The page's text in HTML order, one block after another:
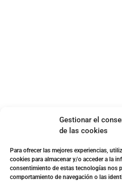
Gestionar el
de las cookies
Para ofrecer las mejores experiencias,
cookies para almacenar y/o acceder a la
consentimiento de estas tecnologías nos
comportamiento de navegación o las
Apuesta con